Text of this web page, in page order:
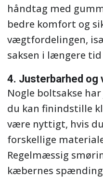
håndtag med
bedre komfort og
vægtfordelingen,
saksen i længere tid
4. Justerbarhed og
Nogle boltsakse
du kan finindstille
være nyttigt, hvis
forskellige
Regelmæssig
kæbernes